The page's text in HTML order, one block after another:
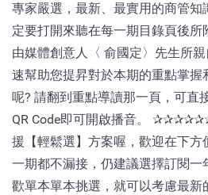
專家嚴選，最新、最實用的商管知
定要打開來聽在每一期目錄頁後所
由媒體創意人〈 俞國定〉先生所
速幫助您提昇對於本期的重點掌
呢? 請翻到重點導讀那一頁，可直
QR Code即可開啟播音。
援【輕鬆選】方案喔，歡迎在下
一期都不漏接，仍建議選擇訂閱
歡單本單本挑選，就可以考慮最新